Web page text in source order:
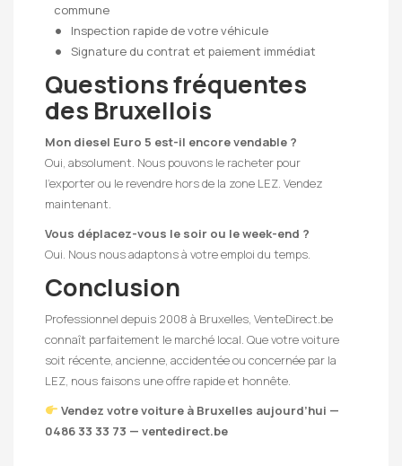
commune
Inspection rapide de votre véhicule
Signature du contrat et paiement immédiat
Questions fréquentes
des Bruxellois
Mon diesel Euro 5 est-il encore vendable ?
Oui, absolument. Nous pouvons le racheter pour
l’exporter ou le revendre hors de la zone LEZ. Vendez
maintenant.
Vous déplacez-vous le soir ou le week-end ?
Oui. Nous nous adaptons à votre emploi du temps.
Conclusion
Professionnel depuis 2008 à Bruxelles, VenteDirect.be
connaît parfaitement le marché local. Que votre voiture
soit récente, ancienne, accidentée ou concernée par la
LEZ, nous faisons une offre rapide et honnête.
Vendez votre voiture à Bruxelles aujourd’hui —
0486 33 33 73 — ventedirect.be